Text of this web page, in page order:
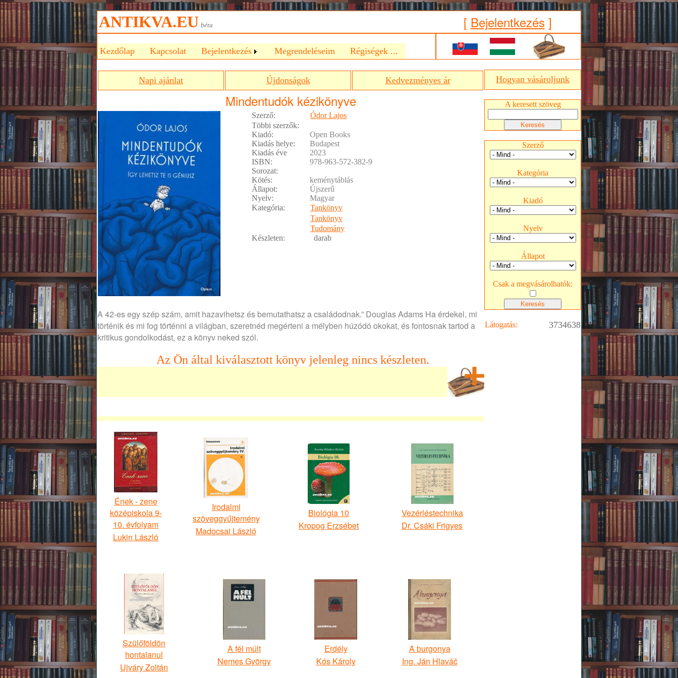
ANTIKVA.EU béta [ Bejelentkezés ]
Kezdőlap Kapcsolat Bejelentkezés Megrendeléseim Régiségek ...
Napi ajánlat Újdonságok Kedvezményes ár
Mindentudók kézikönyve
Szerző:
Ódor Lajos
Többi szerzők:
Kiadó:
Open Books
Kiadás helye:
Budapest
Kiadás éve
2023
ISBN:
978-963-572-382-9
Sorozat:
Kötés:
keménytáblás
Állapot:
Újszerű
Nyelv:
Magyar
Kategória:
Tankönyv
Tankönyv
Tudomány
Készleten:
darab
A ​42-es egy szép szám, amit hazavihetsz és bemutathatsz a családodnak.” Douglas Adams Ha érdekel, mi
történik és mi fog történni a világban, szeretnéd megérteni a mélyben húzódó okokat, és fontosnak tartod a
kritikus gondolkodást, ez a könyv neked szól.
Az Ön által kiválasztott könyv jelenleg nincs készleten.
Ének - zene
középiskola 9-
10. évfolyam
Lukin László
Irodalmi
szöveggyűjtemény
Madocsai László
Biológia 10
Kropog Erzsébet
Vezérléstechnika
Dr. Csáki Frigyes
Szülőföldön
hontalanul
Ujváry Zoltán
A fél múlt
Nemes György
Erdély
Kós Károly
A burgonya
Ing. Ján Hlaváč
Hogyan vásároljunk
A keresett szöveg
Szerző
Kategória
Kiadó
Nyelv
Állapot
Csak a megvásárolhatók:
Látogatás: 3734638